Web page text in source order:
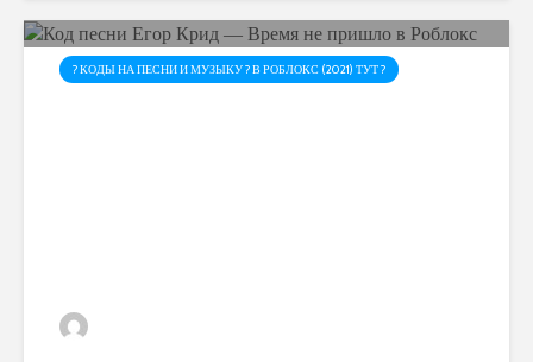
? КОДЫ НА ПЕСНИ И МУЗЫКУ ? В РОБЛОКС (2021) ТУТ ?